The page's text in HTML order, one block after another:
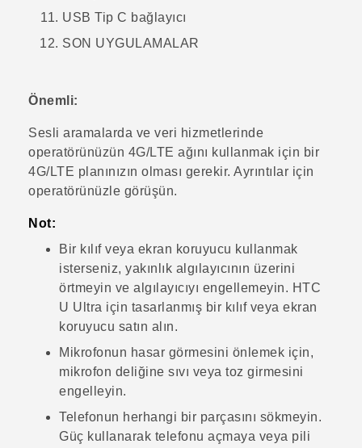
USB Tip C bağlayıcı
SON UYGULAMALAR
Önemli:
Sesli aramalarda ve veri hizmetlerinde
operatörünüzün 4G/LTE ağını kullanmak için bir
4G‍/LTE planınızın olması gerekir. Ayrıntılar için
operatörünüzle görüşün.
Not:
Bir kılıf veya ekran koruyucu kullanmak
isterseniz, yakınlık algılayıcının üzerini
örtmeyin ve algılayıcıyı engellemeyin. HTC
U Ultra için tasarlanmış bir kılıf veya ekran
koruyucu satın alın.
Mikrofonun hasar görmesini önlemek için,
mikrofon deliğine sıvı veya toz girmesini
engelleyin.
Telefonun herhangi bir parçasını sökmeyin.
Güç kullanarak telefonu açmaya veya pili